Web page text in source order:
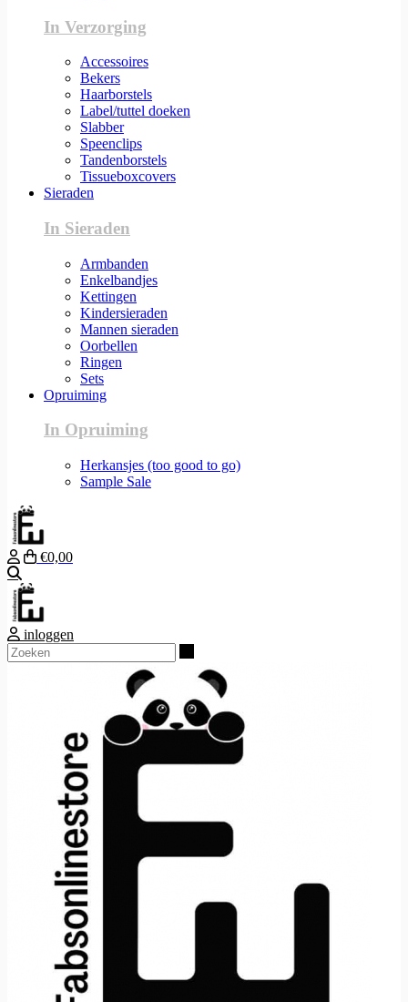
In Verzorging
Accessoires
Bekers
Haarborstels
Label/tuttel doeken
Slabber
Speenclips
Tandenborstels
Tissueboxcovers
Sieraden
In Sieraden
Armbanden
Enkelbandjes
Kettingen
Kindersieraden
Mannen sieraden
Oorbellen
Ringen
Sets
Opruiming
In Opruiming
Herkansjes (too good to go)
Sample Sale
€0,00
inloggen